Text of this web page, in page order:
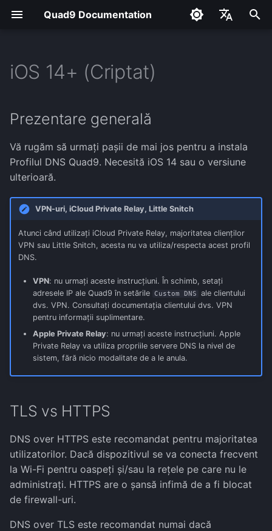
Quad9 Documentation
i
a
Android 9+ (Criptat)
Windows Server
Fedora 38
FreeBSD (Criptat)
Linux Mint 21.2
MX Linux 23
OpenBSD (Criptat)
Ubuntu 20.04 and 22.04
Ubuntu 22.04 (Criptat)
Big Sur+ (Criptat)
Cloudflared and Quad9
Pi Hole
IPFire (Criptat)
MikroTik RouterOS
(Criptat)
OPNsense (Criptat)
pfSense (Criptat)
Windows 10
Windows 11 (Criptat)
Prezentare generală
TLS vs HTTPS
Înainte de a începe
Descărcați profilul
Instalare
Verificarea configurației
DNS Forwarder Best
iOS 14+ (Criptat)
Prezentare generală
Vă rugăm să urmați pașii de mai jos pentru a instala
Profilul DNS Quad9. Necesită iOS 14 sau o versiune
ulterioară.
VPN-uri, iCloud Private Relay, Little Snitch
Atunci când utilizați iCloud Private Relay, majoritatea clienților
VPN sau Little Snitch, acesta nu va utiliza/respecta acest profil
DNS.
VPN: nu urmați aceste instrucțiuni. În schimb, setați
adresele IP ale Quad9 în setările Custom DNS
ale clientului
dvs. VPN. Consultați documentația clientului dvs. VPN
pentru informații suplimentare.
Apple Private Relay: nu urmați aceste instrucțiuni. Apple
Private Relay va utiliza propriile servere DNS la nivel de
sistem, fără nicio modalitate de a le anula.
TLS vs HTTPS
DNS over HTTPS este recomandat pentru majoritatea
utilizatorilor. Dacă dispozitivul se va conecta frecvent
la Wi-Fi pentru oaspeți și/sau la rețele pe care nu le
administrați. HTTPS are o șansă infimă de a fi blocat
de firewall-uri.
DNS over TLS este recomandat numai dacă